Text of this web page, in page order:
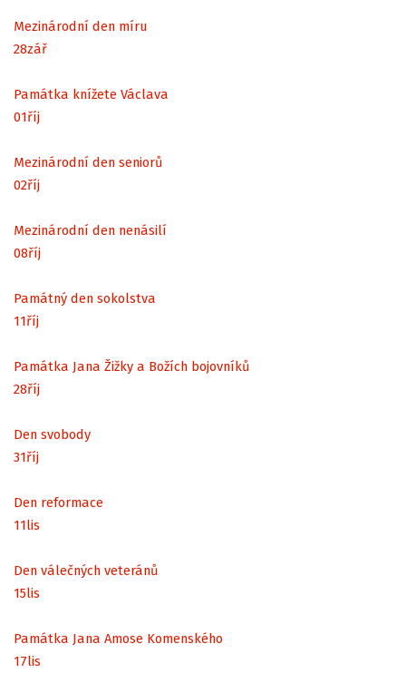
Mezinárodní den míru
28zář
Památka knížete Václava
01říj
Mezinárodní den seniorů
02říj
Mezinárodní den nenásilí
08říj
Památný den sokolstva
11říj
Památka Jana Žižky a Božích bojovníků
28říj
Den svobody
31říj
Den reformace
11lis
Den válečných veteránů
15lis
Památka Jana Amose Komenského
17lis